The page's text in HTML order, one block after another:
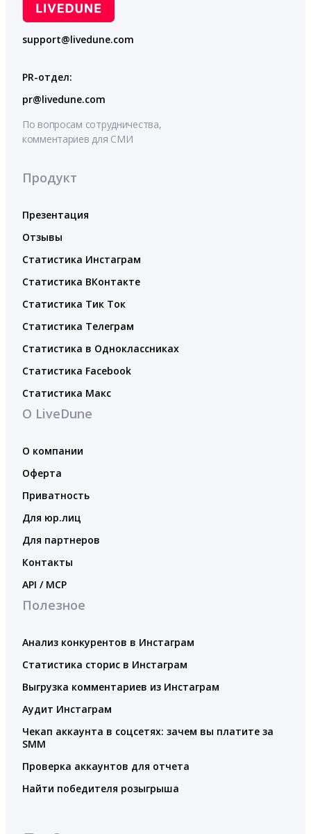
support@livedune.com
PR-отдел:
pr@livedune.com
По вопросам сотрудничества,
комментариев для СМИ
Продукт
Презентация
Отзывы
Статистика Инстаграм
Статистика ВКонтакте
Статистика Тик Ток
Статистика Телеграм
Статистика в Одноклассниках
Статистика Facebook
Статистика Макс
О LiveDune
О компании
Оферта
Приватность
Для юр.лиц
Для партнеров
Контакты
API / MCP
Полезное
Анализ конкурентов в Инстаграм
Статистика сторис в Инстаграм
Выгрузка комментариев из Инстаграм
Аудит Инстаграм
Чекап аккаунта в соцсетях: зачем вы платите за
SMM
Проверка аккаунтов для отчета
Найти победителя розыгрыша